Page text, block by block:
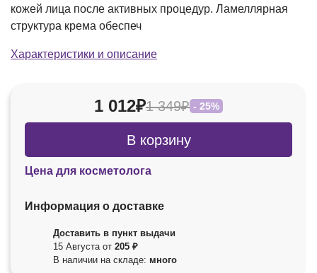
кожей лица после активных процедур. Ламеллярная
структура крема обеспеч
Характеристики и описание
1 012₽1 349₽ - 25%
В корзину
Цена для косметолога
Информация о доставке
Доставить в пункт выдачи
15 Августа от 205 ₽
В наличии на складе: много